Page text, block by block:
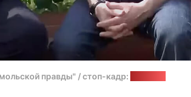
правды" / стоп-кадр: